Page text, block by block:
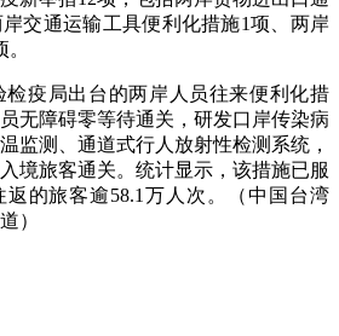
交通运输工具便利化措施1项、两岸
疫局出台的两岸人员往来便利化措
无障碍零等待通关，研发口岸传染病
监测、通道式行人放射性检测系统，
境旅客通关。统计显示，该措施已服
返的旅客逾58.1万人次。（中国台湾
）